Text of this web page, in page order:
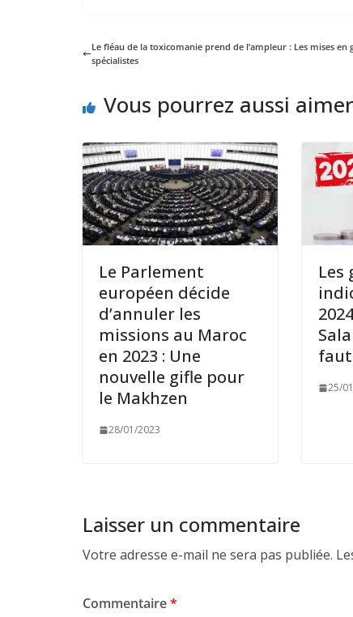
Le fléau de la toxicomanie prend de l’ampleur : Les mises en
spécialistes
Vous pourrez aussi aimer
Le Parlement
européen décide
d’annuler les
missions au Maroc
en 2023 : Une
nouvelle gifle pour
le Makhzen
28/01/2023
Les
25/
Laisser un commentaire
Votre adresse e-mail ne sera pas publiée.
Commentaire*